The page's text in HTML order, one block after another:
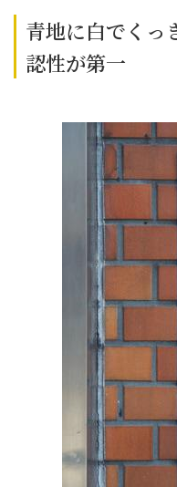
青地に白でくっ
認性が第一